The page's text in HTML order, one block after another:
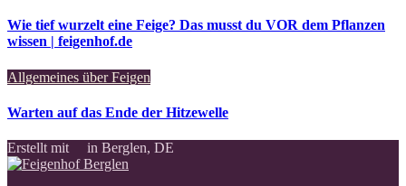
Wie tief wurzelt eine Feige? Das musst du VOR dem Pflanzen
wissen | feigenhof.de
Allgemeines über Feigen
Warten auf das Ende der Hitzewelle
Erstellt mit in Berglen, DE